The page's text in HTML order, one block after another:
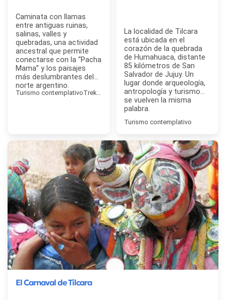
Caminata con llamas
entre antiguas ruinas,
salinas, valles y
quebradas, una actividad
ancestral que permite
conectarse con la “Pacha
Mama” y los paisajes
más deslumbrantes del
norte argentino.
Turismo contemplativoTrekking
La localidad de Tilcara
está ubicada en el
corazón de la quebrada
de Humahuaca, distante
85 kilómetros de San
Salvador de Jujuy. Un
lugar donde arqueología,
antropología y turismo
se vuelven la misma
palabra.
Turismo contemplativo
El Carnaval de Tilcara